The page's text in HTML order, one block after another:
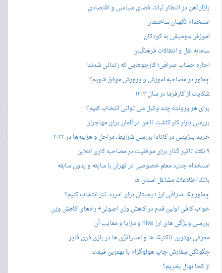
بازار آهن در انتظار ثبات فضای سیاسی و اقتصادی
استخدام نگهبان ساختمان
آموزش موسیقی به کودکان
سامانه نقل و انتقالات فرهنگیان
اجاره حساب صرافی؛ کارجوهایی که زندانی شدند!
چطور در مصاحبه‌ آموزش و پرورش موفق شویم؟
شکایت از کارفرما در سال ۱۴۰۳
برای هر پرونده چند وکیل می توانی انتخاب کنیم؟
بررسی بازار کار کاشت ناخن در آلمان برای مهاجران
خرید بیزینس در کانادا بررسی شرایط، مراحل و هزینه‌ها در ۲۰۲۴
۹ نکته تاثیر گذار برای موفقیت در مصاحبه کاری آنلاین
استخدام جدید معلم خصوصی در تهران با سابقه و بدون سابقه
بانک اطلاعات مشاغل استان ها
چطور یک صرافی ارز دیجیتال برای خرید تتر انتخاب کنیم؟
خواب کافی اولین قدم در کاهش وزن اصولی+ راه‌های کاهش وزن
بررسی ویژگی های ارز hive و مزایا و معایب آن
معرفی بهترین تاکتیک ها و استراتژی ها در بازی فری فایر
چگونگی سفارش چاپ هولوگرام با بهترین قیمت
از کجا نهال بخریم؟